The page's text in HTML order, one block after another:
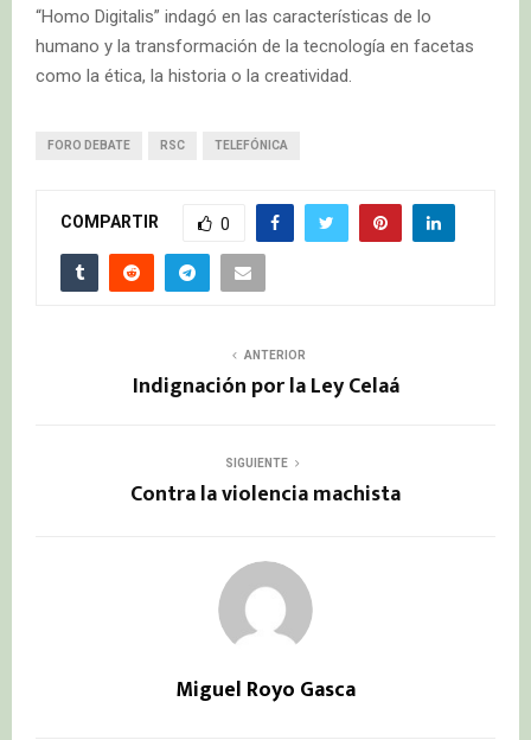
“Homo Digitalis” indagó en las características de lo
humano y la transformación de la tecnología en facetas
como la ética, la historia o la creatividad.
FORO DEBATE RSC TELEFÓNICA
COMPARTIR 0
ANTERIOR
Indignación por la Ley Celaá
SIGUIENTE
Contra la violencia machista
Miguel Royo Gasca